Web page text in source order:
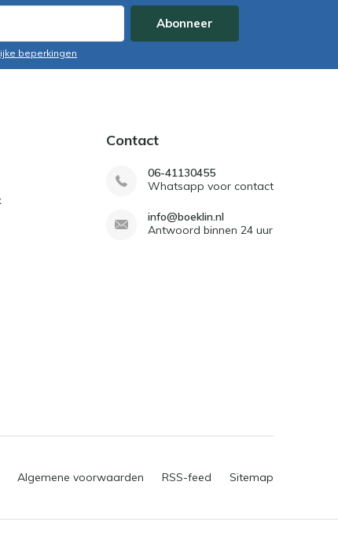
Abonneer
beperkingen
Contact
06-41130455
Whatsapp voor contact
info@boeklin.nl
Antwoord binnen 24 uur
Algemene voorwaarden RSS-feed Sitemap